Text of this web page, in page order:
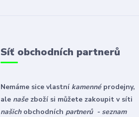
Síť obchodních partnerů
Nemáme sice vlastní kamennéprodejny,
ale našezboží si můžete zakoupit v síti
našichobchodních partnerů - seznam